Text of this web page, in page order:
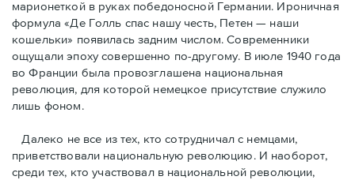
марионеткой в руках победоносной Германии. Ироничная
формула «Де Голль спас нашу честь, Петен — наши
кошельки» появилась задним числом. Современники
ощущали эпоху совершенно по-другому. В июле 1940 года
во Франции была провозглашена национальная
революция, для которой немецкое присутствие служило
лишь фоном.
Далеко не все из тех, кто сотрудничал с немцами,
приветствовали национальную революцию. И наоборот,
среди тех, кто участвовал в национальной революции,